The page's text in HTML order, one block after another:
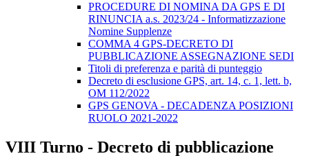
PROCEDURE DI NOMINA DA GPS E DI
RINUNCIA a.s. 2023/24 - Informatizzazione
Nomine Supplenze
COMMA 4 GPS-DECRETO DI
PUBBLICAZIONE ASSEGNAZIONE SEDI
Titoli di preferenza e parità di punteggio
Decreto di esclusione GPS, art. 14, c. 1, lett. b,
OM 112/2022
GPS GENOVA - DECADENZA POSIZIONI
RUOLO 2021-2022
VIII Turno - Decreto di pubblicazione